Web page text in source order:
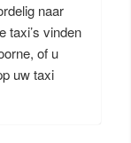
naar
taxi’s vinden
of u
uw taxi